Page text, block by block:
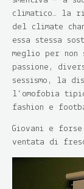
climatico… la
del climate
essa stessa
meglio per
passione,
sessismo, la
l’omofobia
fashion e
Giovani e
ventata di